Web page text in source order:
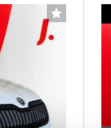
SUOSIKKI